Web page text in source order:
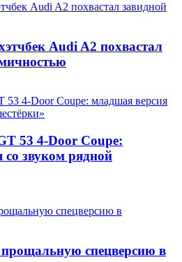
Audi A2 похвастал
53 4-Door Coupe:
звуком рядной
спецверсию в